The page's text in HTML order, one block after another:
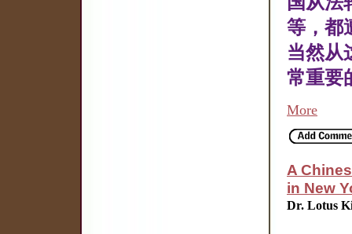
等，都
当然从
常重要
More
A
in New
Dr. Lotus